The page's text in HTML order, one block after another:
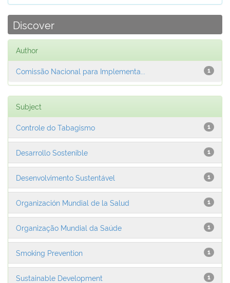
Discover
Author
1
Comissão Nacional para Implementa...
Subject
1
Controle do Tabagismo
1
Desarrollo Sostenible
1
Desenvolvimento Sustentável
1
Organización Mundial de la Salud
1
Organização Mundial da Saúde
1
Smoking Prevention
1
Sustainable Development